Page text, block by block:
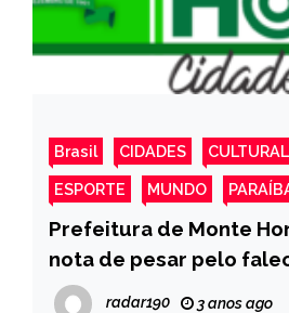
Brasil CIDADES CULTURAL
ESPORTE MUNDO
Prefeitura de Monte
nota de pesar pelo
Dona Isaura
radar190 3 anos ago